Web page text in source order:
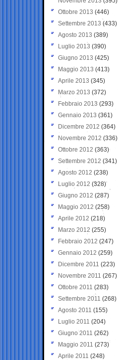
Ottobre 2013 (446)
Settembre 2013 (433)
Agosto 2013 (389)
Luglio 2013 (390)
Giugno 2013 (425)
Maggio 2013 (413)
Aprile 2013 (345)
Marzo 2013 (372)
Febbraio 2013 (293)
Gennaio 2013 (361)
Dicembre 2012 (364)
Novembre 2012 (336)
Ottobre 2012 (363)
Settembre 2012 (341)
Agosto 2012 (238)
Luglio 2012 (328)
Giugno 2012 (287)
Maggio 2012 (258)
Aprile 2012 (218)
Marzo 2012 (255)
Febbraio 2012 (247)
Gennaio 2012 (259)
Dicembre 2011 (223)
Novembre 2011 (267)
Ottobre 2011 (283)
Settembre 2011 (268)
Agosto 2011 (155)
Luglio 2011 (204)
Giugno 2011 (262)
Maggio 2011 (273)
Aprile 2011 (248)